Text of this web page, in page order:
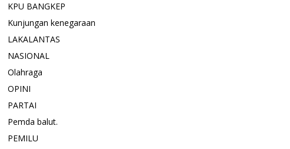
KPU BANGKEP
Kunjungan kenegaraan
LAKALANTAS
NASIONAL
Olahraga
OPINI
PARTAI
Pemda balut.
PEMILU